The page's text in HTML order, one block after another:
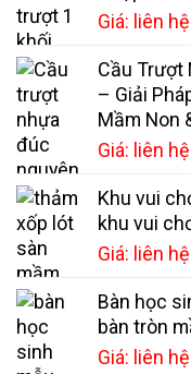
Giá: liên hệ
Cầu Trượt
– Giải
Mầm Non
Giá: liên hệ
Khu vui
khu vui
Giá: liên hệ
Bàn học
bàn tròn
Giá: liên hệ